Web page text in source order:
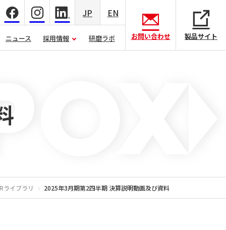
お問い合わせ 製品サイト
ニュース 採用情報 研磨ラボ
JP EN
ライブラリ 2025年3月期第2四半期 決算説明動画及び資料